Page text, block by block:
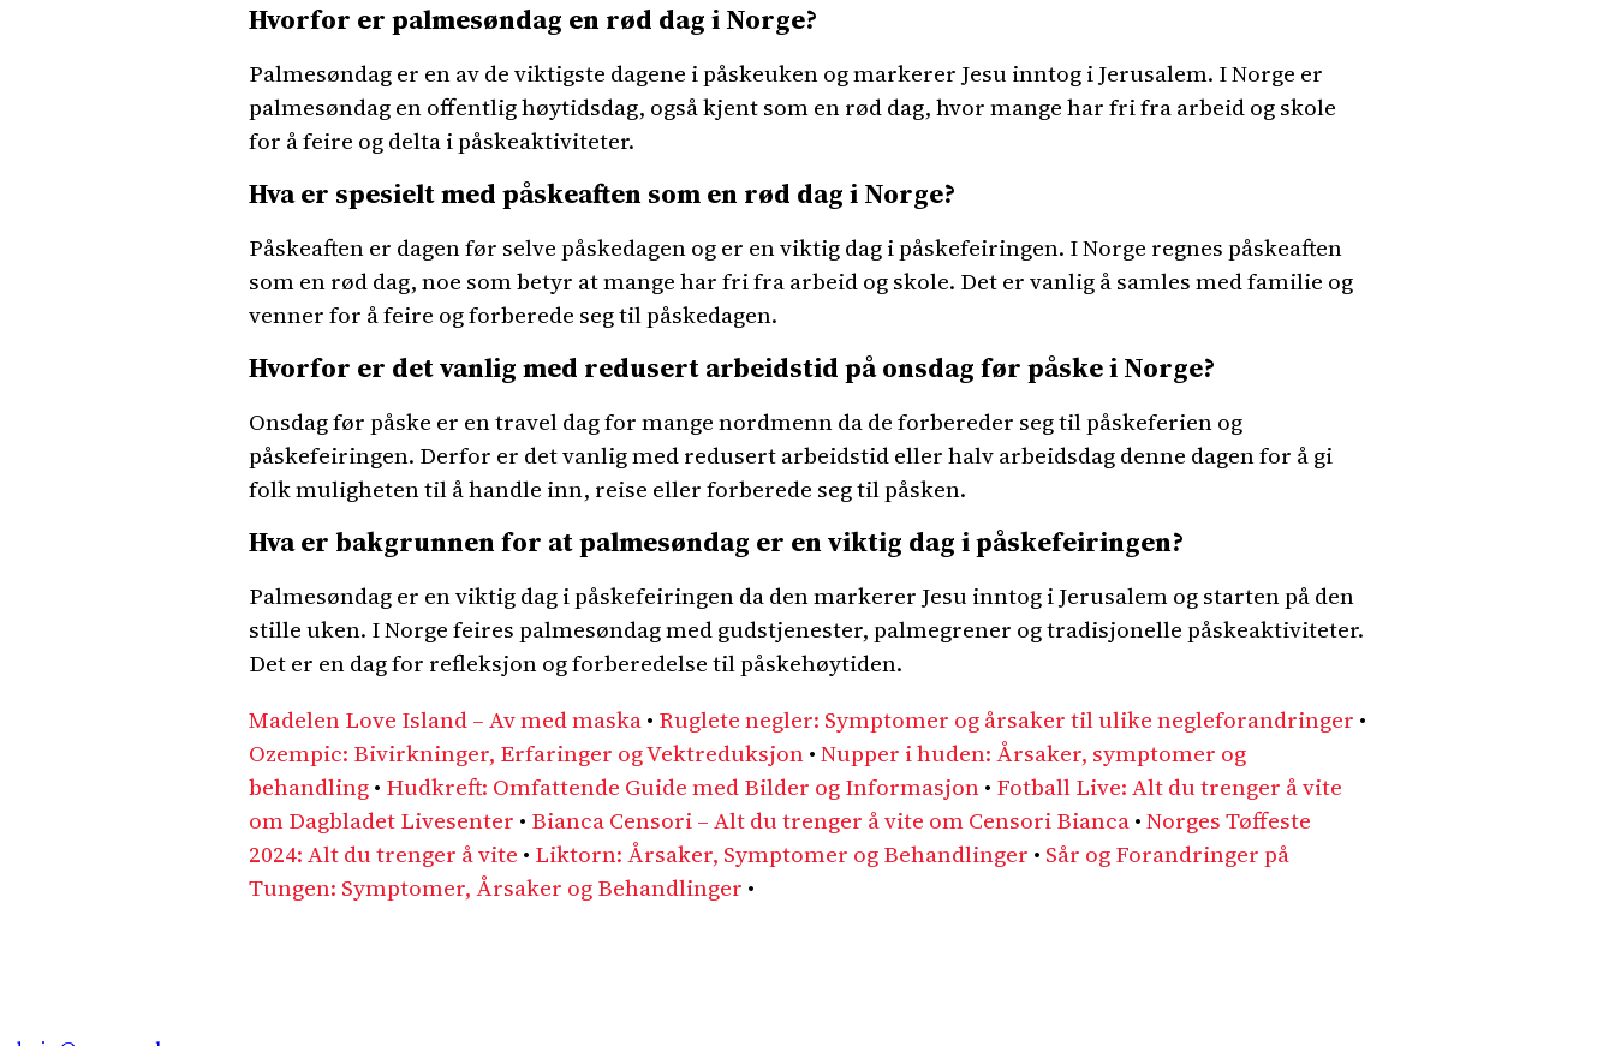
Hvorfor er palmesøndag en rød dag i Norge?
Palmesøndag er en av de viktigste dagene i påskeuken og markerer Jesu inntog i Jerusalem. I Norge er
palmesøndag en offentlig høytidsdag, også kjent som en rød dag, hvor mange har fri fra arbeid og skole
for å feire og delta i påskeaktiviteter.
Hva er spesielt med påskeaften som en rød dag i Norge?
Påskeaften er dagen før selve påskedagen og er en viktig dag i påskefeiringen. I Norge regnes påskeaften
som en rød dag, noe som betyr at mange har fri fra arbeid og skole. Det er vanlig å samles med familie og
venner for å feire og forberede seg til påskedagen.
Hvorfor er det vanlig med redusert arbeidstid på onsdag før påske i Norge?
Onsdag før påske er en travel dag for mange nordmenn da de forbereder seg til påskeferien og
påskefeiringen. Derfor er det vanlig med redusert arbeidstid eller halv arbeidsdag denne dagen for å gi
folk muligheten til å handle inn, reise eller forberede seg til påsken.
Hva er bakgrunnen for at palmesøndag er en viktig dag i påskefeiringen?
Palmesøndag er en viktig dag i påskefeiringen da den markerer Jesu inntog i Jerusalem og starten på den
stille uken. I Norge feires palmesøndag med gudstjenester, palmegrener og tradisjonelle påskeaktiviteter.
Det er en dag for refleksjon og forberedelse til påskehøytiden.
Madelen Love Island – Av med maska• Ruglete negler: Symptomer og årsaker til ulike negleforandringer •
Ozempic: Bivirkninger, Erfaringer og Vektreduksjon•Nupper i huden: Årsaker, symptomer og
behandling• Hudkreft: Omfattende Guide med Bilder og Informasjon• Fotball Live: Alt du trenger å vite
om Dagbladet Livesenter • Bianca Censori – Alt du trenger å vite om Censori Bianca•Norges Tøffeste
2024: Alt du trenger å vite • Liktorn: Årsaker, Symptomer og Behandlinger • Sår og Forandringer på
Tungen: Symptomer, Årsaker og Behandlinger •